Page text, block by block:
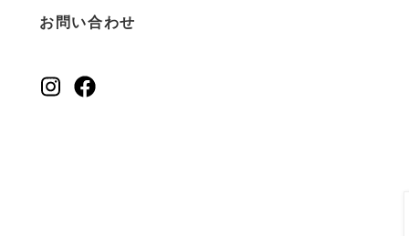
お問い合わせ